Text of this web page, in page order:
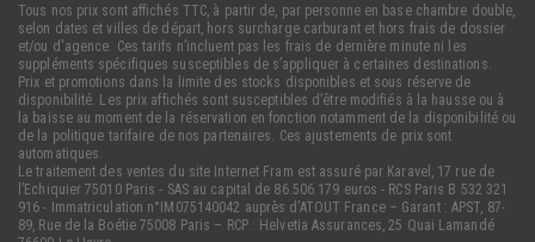
Tous nos prix sont affichés TTC, à partir de, par personne en base chambre double,
selon dates et villes de départ, hors surcharge carburant et hors frais de dossier
et/ou d'agence. Ces tarifs n’incluent pas les frais de dernière minute ni les
suppléments spécifiques susceptibles de s’appliquer à certaines destinations.
Prix et promotions dans la limite des stocks disponibles et sous réserve de
disponibilité. Les prix affichés sont susceptibles d’être modifiés à la hausse ou à
la baisse au moment de la réservation en fonction notamment de la disponibilité ou
de la politique tarifaire de nos partenaires. Ces ajustements de prix sont
automatiques.
Le traitement des ventes du site Internet Fram est assuré par Karavel, 17 rue de
l’Echiquier 75010 Paris - SAS au capital de 86.506.179 euros - RCS Paris B 532 321
916 - Immatriculation n°IM075140042 auprès d’ATOUT France – Garant : APST, 87-
89, Rue de la Boétie 75008 Paris – RCP : Helvetia Assurances, 25 Quai Lamandé